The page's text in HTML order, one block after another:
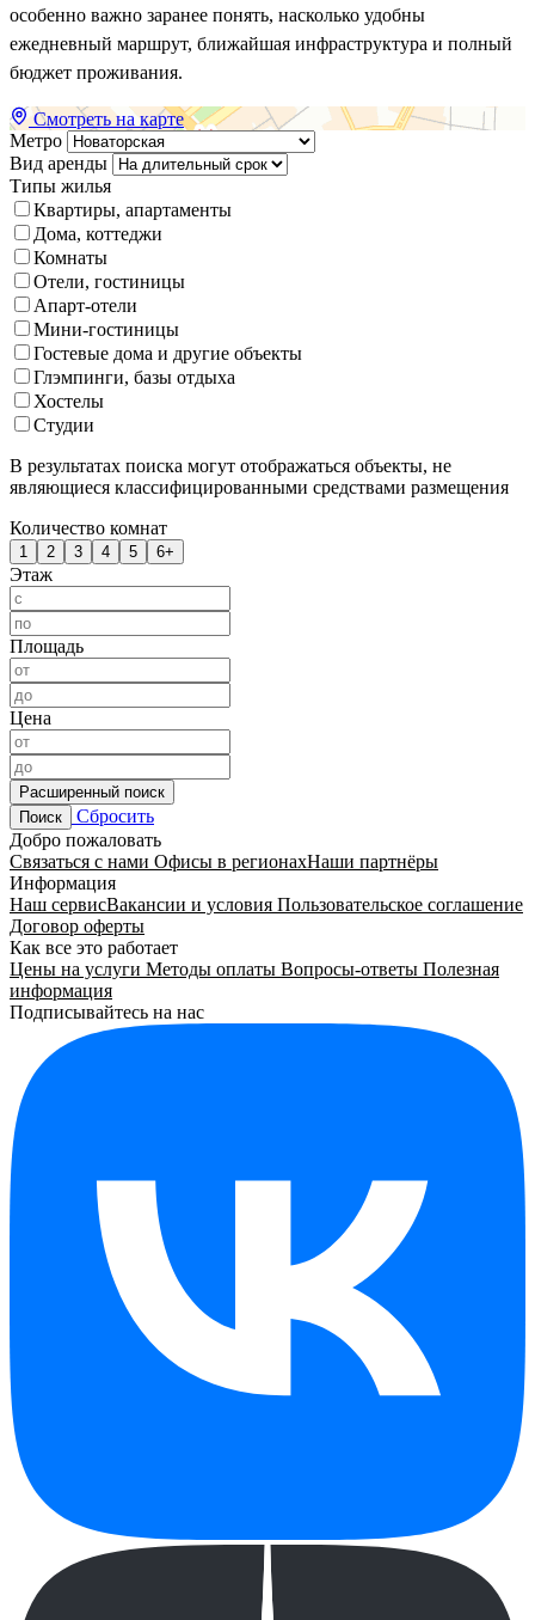
особенно важно заранее понять, насколько удобны
ежедневный маршрут, ближайшая инфраструктура и полный
бюджет проживания.
Смотреть на карте
Метро
Вид аренды
Типы жилья
Квартиры, апартаменты
Дома, коттеджи
Комнаты
Отели, гостиницы
Апарт-отели
Мини-гостиницы
Гостевые дома и другие объекты
Глэмпинги, базы отдыха
Хостелы
Студии
В результатах поиска могут отображаться объекты, не
являющиеся классифицированными средствами размещения
Количество комнат
1 2 3 4 5 6+
Этаж
Площадь
Цена
Расширенный поиск
Поиск
Сбросить
Добро пожаловать
Связаться с нами Офисы в регионахНаши партнёры
Информация
Наш сервисВакансии и условия Пользовательское соглашение
Договор оферты
Как все это работает
Цены на услуги Методы оплаты Вопросы-ответы Полезная
информация
Подписывайтесь на нас